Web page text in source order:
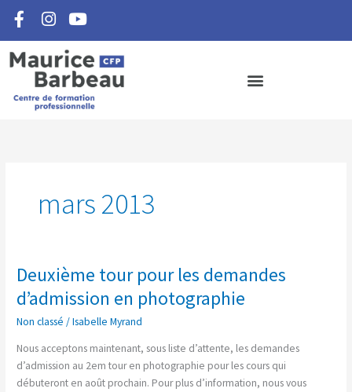
contenu
F
a
c
e
b
o
I
n
s
t
a
g
r
Y
o
u
t
u
b
e
mars 2013
Deuxième tour pour les demandes
d’admission en photographie
Non classé /Isabelle Myrand
Nous acceptons maintenant, sous liste d’attente, les demandes
d’admission au 2em tour en photographie pour les cours qui
débuteront en août prochain. Pour plus d’information, nous vous
Deuxième
pour
les
d’admission